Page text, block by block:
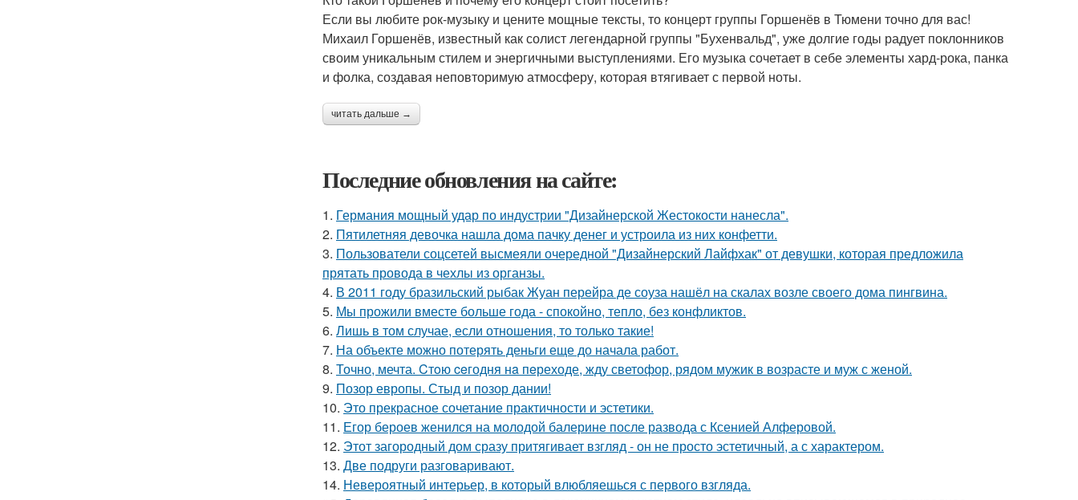
Если вы любите рок-музыку и цените мощные тексты, то концерт группы Горшенёв в Тюмени точно для вас!
Михаил Горшенёв, известный как солист легендарной группы "Бухенвальд", уже долгие годы радует поклонников
своим уникальным стилем и энергичными выступлениями. Его музыка сочетает в себе элементы хард-рока, панка
и фолка, создавая неповторимую атмосферу, которая втягивает с первой ноты.
читать дальше →
Последние обновления на сайте:
1. Германия мощный удар по индустрии "Дизайнерской Жестокости нанесла".
2. Пятилетняя девочка нашла дома пачку денег и устроила из них конфетти.
3. Пользователи соцсетей высмеяли очередной "Дизайнерский Лайфхак" от девушки, которая предложила
прятать провода в чехлы из органзы.
4. В 2011 году бразильский рыбак Жуан перейра де соуза нашёл на скалах возле своего дома пингвина.
5. Мы прожили вместе больше года - спокойно, тепло, без конфликтов.
6. Лишь в том случае, если отношения, то только такие!
7. На объекте можно потерять деньги еще до начала работ.
8. Точно, мечта. Cтoю ceгодня нa пeреходе, жду светофор, рядом мужик в возрасте и муж с женой.
9. Позор европы. Стыд и позор дании!
10. Это прекрасное сочетание практичности и эстетики.
11. Егор бероев женился на молодой балерине после развода с Ксенией Алферовой.
12. Этот загородный дом сразу притягивает взгляд - он не просто эстетичный, а с характером.
13. Две подруги разговаривают.
14. Невероятный интерьер, в который влюбляешься с первого взгляда.